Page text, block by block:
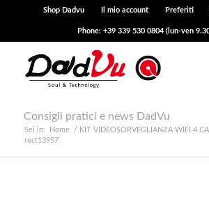
Shop Dadvu Il mio account Preferiti
Phone: +39 339 530 0804 (lun-ven
Consigli pratici e news DadVu
Sei in: Home / KIT VIDEOSORVEGLIANZA WIFI 4
rect13957